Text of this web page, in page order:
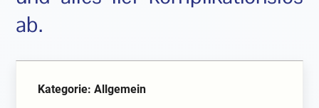
ab.
Kategorie: Allgemein